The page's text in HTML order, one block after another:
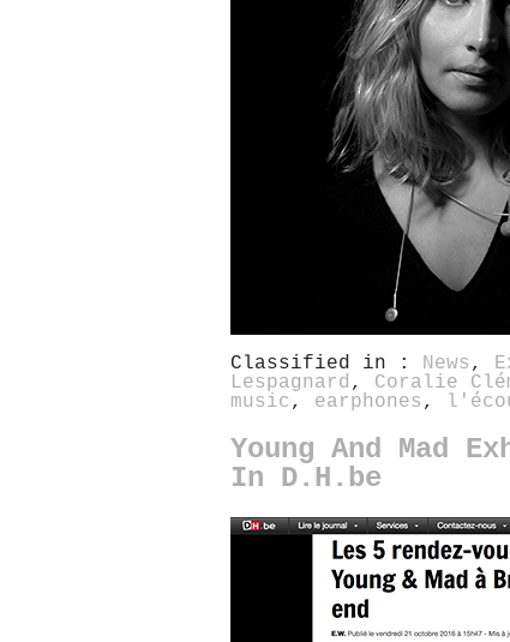
Classified in : News ,
Lespagnard , Coralie
music , earphones ,
Young And Mad
In D.H.be